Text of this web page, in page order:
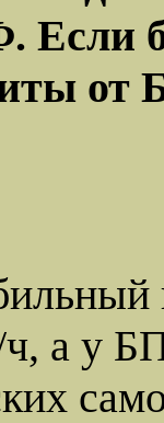
Если
от
ч, а у